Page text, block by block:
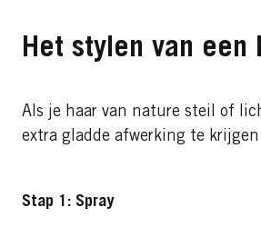
Het stylen van een
Als je haar van nature steil of
extra gladde afwerking te
Stap 1: Spray